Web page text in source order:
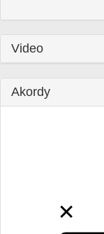
Video
Akordy
✕